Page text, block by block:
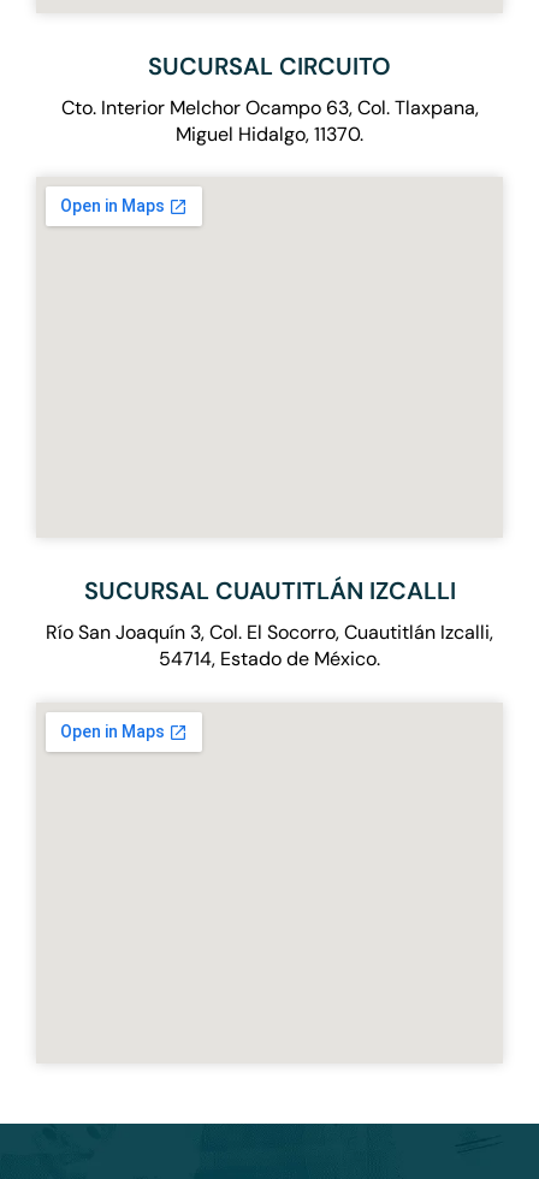
SUCURSAL CIRCUITO
Cto. Interior Melchor Ocampo 63, Col. Tlaxpana,
Miguel Hidalgo, 11370.
SUCURSAL CUAUTITLÁN IZCALLI
Río San Joaquín 3, Col. El Socorro, Cuautitlán Izcalli,
54714, Estado de México.